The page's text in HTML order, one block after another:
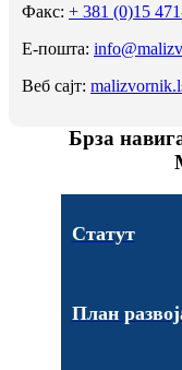
Факс: + 381 (0)15
Е-пошта:
Веб сајт:
Брза
Статут
План